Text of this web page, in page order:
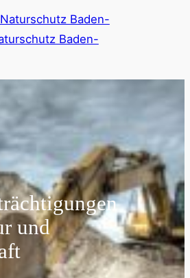
Baden-
und